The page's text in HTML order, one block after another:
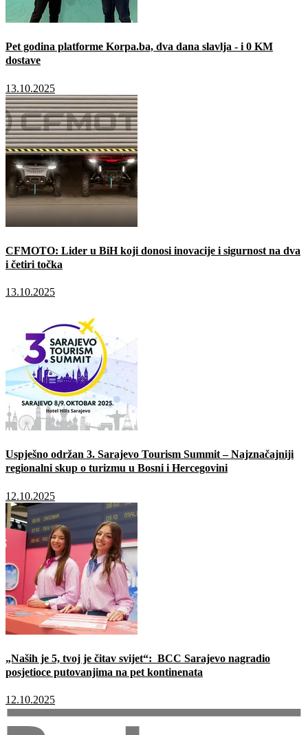
Pet godina platforme Korpa.ba, dva dana slavlja - i 0 KM
dostave
13.10.2025
CFMOTO: Lider u BiH koji donosi inovacije i sigurnost na dva
i četiri točka
13.10.2025
Uspješno održan 3. Sarajevo Tourism Summit – Najznačajniji
regionalni skup o turizmu u Bosni i Hercegovini
12.10.2025
„Naših je 5, tvoj je čitav svijet“: BCC Sarajevo nagradio
posjetioce putovanjima na pet kontinenata
12.10.2025